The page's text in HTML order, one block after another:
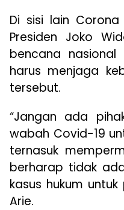
Di sisi lain
Presiden Joko
bencana nasional
harus menjaga
tersebut.
“Jangan ada
wabah Covid-19
ternasuk
berharap tidak
kasus hukum
Arie.